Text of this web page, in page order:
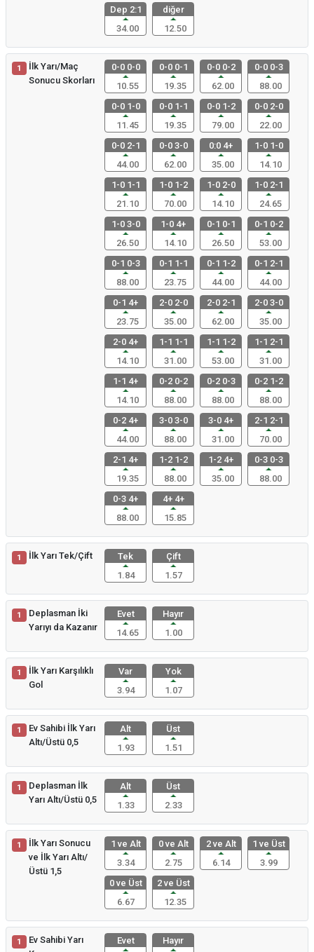
Dep 2:1
34.00
diğer
12.50
1
İlk Yarı/Maç
Sonucu Skorları
0-0 0-0
10.55
0-0 0-1
19.35
0-0 0-2
62.00
0-0 0-3
88.00
0-0 1-0
11.45
0-0 1-1
19.35
0-0 1-2
79.00
0-0 2-0
22.00
0-0 2-1
44.00
0-0 3-0
62.00
0:0 4+
35.00
1-0 1-0
14.10
1-0 1-1
21.10
1-0 1-2
70.00
1-0 2-0
14.10
1-0 2-1
24.65
1-0 3-0
26.50
1-0 4+
14.10
0-1 0-1
26.50
0-1 0-2
53.00
0-1 0-3
88.00
0-1 1-1
23.75
0-1 1-2
44.00
0-1 2-1
44.00
0-1 4+
23.75
2-0 2-0
35.00
2-0 2-1
62.00
2-0 3-0
35.00
2-0 4+
14.10
1-1 1-1
31.00
1-1 1-2
53.00
1-1 2-1
31.00
1-1 4+
14.10
0-2 0-2
88.00
0-2 0-3
88.00
0-2 1-2
88.00
0-2 4+
44.00
3-0 3-0
88.00
3-0 4+
31.00
2-1 2-1
70.00
2-1 4+
19.35
1-2 1-2
88.00
1-2 4+
35.00
0-3 0-3
88.00
0-3 4+
88.00
4+ 4+
15.85
1 İlk Yarı Tek/Çift
Tek
1.84
Çift
1.57
1
Deplasman İki
Yarıyı da Kazanır
Evet
14.65
Hayır
1.00
1
İlk Yarı Karşılıklı
Gol
Var
3.94
Yok
1.07
1
Ev Sahibi İlk Yarı
Altı/Üstü 0,5
Alt
1.93
Üst
1.51
1
Deplasman İlk
Yarı Altı/Üstü 0,5
Alt
1.33
Üst
2.33
1
İlk Yarı Sonucu
ve İlk Yarı Altı/
Üstü 1,5
1 ve Alt
3.34
0 ve Alt
2.75
2 ve Alt
6.14
1 ve Üst
3.99
0 ve Üst
6.67
2 ve Üst
12.35
1
Ev Sahibi Yarı
Evet Hayır